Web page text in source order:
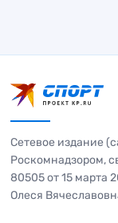
Сетевое издание
Роскомнадзором,
80505 от 15 марта
Олеся